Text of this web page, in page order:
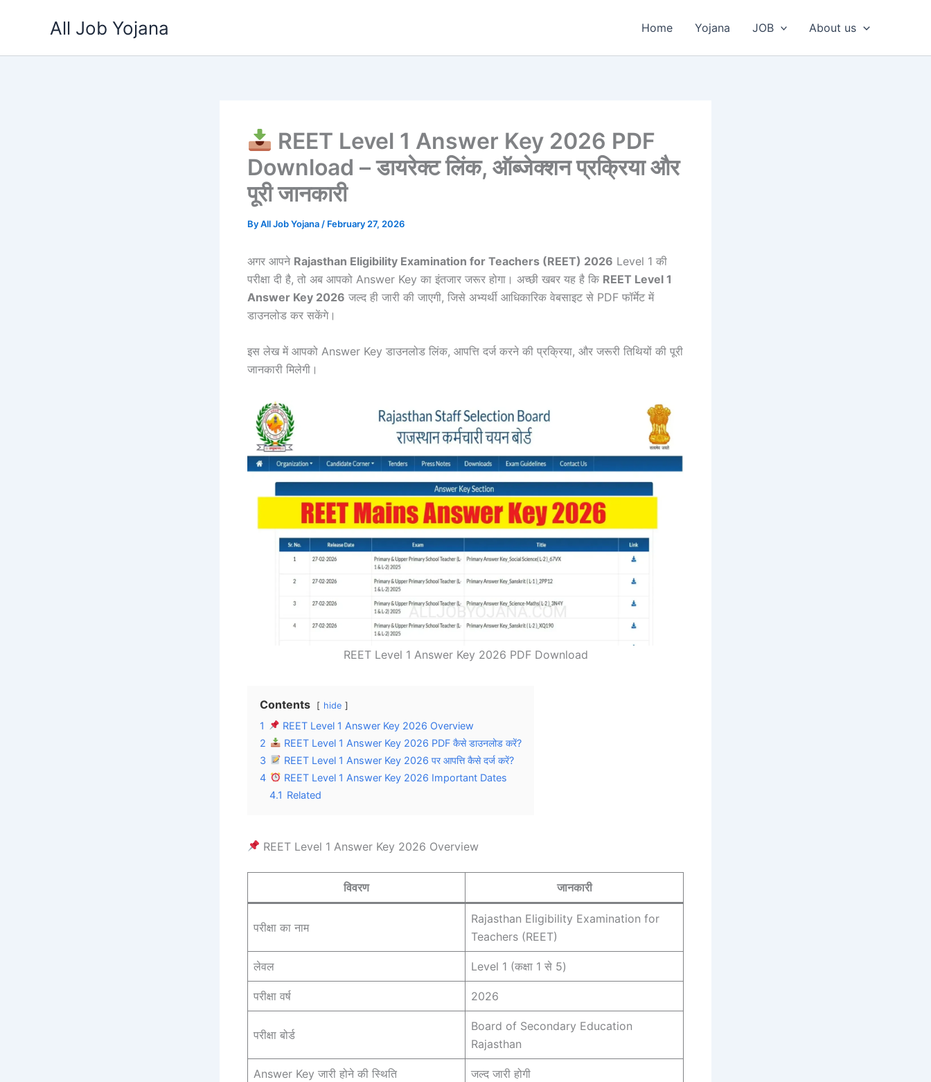
All Job Yojana Home Yojana JOB About us
REET Level 1 Answer Key 2026 PDF
Download – डायरेक्ट लिंक, ऑब्जेक्शन प्रक्रिया और
पूरी जानकारी
ByAll Job Yojana / February 27, 2026
अगर आपने Rajasthan Eligibility Examination for Teachers (REET) 2026 Level 1 की
परीक्षा दी है, तो अब आपको Answer Key का इंतजार जरूर होगा। अच्छी खबर यह है कि REET Level 1
Answer Key 2026 जल्द ही जारी की जाएगी, जिसे अभ्यर्थी आधिकारिक वेबसाइट से PDF फॉर्मेट में
डाउनलोड कर सकेंगे।
इस लेख में आपको Answer Key डाउनलोड लिंक, आपत्ति दर्ज करने की प्रक्रिया, और जरूरी तिथियों की पूरी
जानकारी मिलेगी।
REET Level 1 Answer Key 2026 PDF Download
Contents hide
1
REET Level 1 Answer Key 2026 Overview
2
REET Level 1 Answer Key 2026 PDF कैसे डाउनलोड करें?
3
REET Level 1 Answer Key 2026 पर आपत्ति कैसे दर्ज करें?
4
REET Level 1 Answer Key 2026 Important Dates
4.1 Related
REET Level 1 Answer Key 2026 Overview
विवरण जानकारी
परीक्षा का नाम
Rajasthan Eligibility Examination for
Teachers (REET)
लेवल Level 1 (कक्षा 1 से 5)
परीक्षा वर्ष 2026
परीक्षा बोर्ड
Board of Secondary Education
Rajasthan
Answer Key जारी होने की स्थिति जल्द जारी होगी